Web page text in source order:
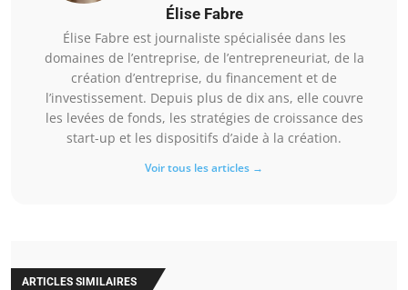
Élise Fabre
Élise Fabre est journaliste spécialisée dans les
domaines de l’entreprise, de l’entrepreneuriat, de la
création d’entreprise, du financement et de
l’investissement. Depuis plus de dix ans, elle couvre
les levées de fonds, les stratégies de croissance des
start-up et les dispositifs d’aide à la création.
Voir tous les articles →
ARTICLES SIMILAIRES